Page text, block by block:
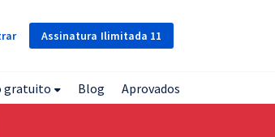
Assinatura Ilimitada 11
gratuito Blog Aprovados